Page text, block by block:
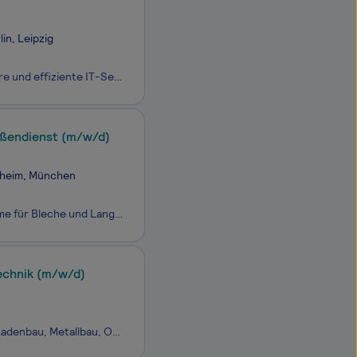
Leipzig
Als primärer Digitalisierungspartner der Bundeswehr erbringen wir stabile, sichere und effiziente IT-Services im In- und Ausland, vom Grundbetrieb bis in den einsatznahen Bereich und tragen so zur kontinuierlichen Erhöhung der Führungs- und Einsatzfähigkeit der Bundeswehr bei. Mit über 8.000 Kolleg*
(m/w/d)
München
STOPA ist europaweit führender Premiumhersteller automatisierter Lagersysteme für Bleche und Langgut sowie automatischer Parksysteme. Das Angebot reicht von Stand-alone-Anwendungen bis zu integrativen Automatisierungsmodulen. Das unabhängige Unternehmen mit seinen fast 350 Angestellten in Achern – D
(m/w/d)
Die WÄCHTER Group erstreckt sich mit ihren vielfältigen Gewerken – Montage, Ladenbau, Metallbau, Objektbau, Trockenbau und Elektrobau – über ein breites Spektrum an Branchen und Kompetenzen. Unsere mehr als 300 Mitarbeiter sind fest angestellte und hochqualifizierte Experten in den Bereichen Holz un